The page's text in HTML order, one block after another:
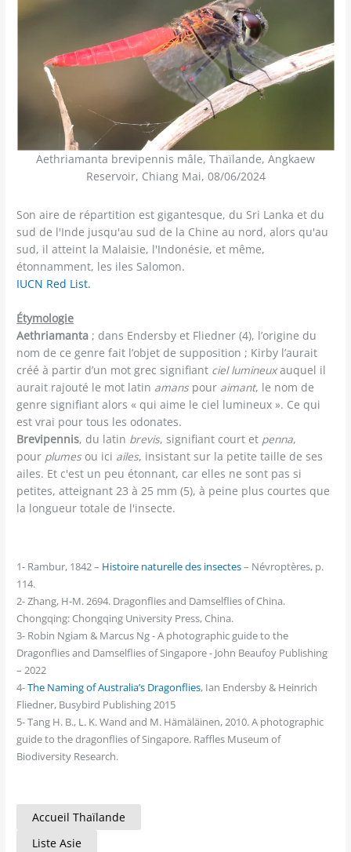
Aethriamanta brevipennis mâle, Thaïlande, Angkaew
Reservoir, Chiang Mai, 08/06/2024
Son aire de répartition est gigantesque, du Sri Lanka et du
sud de l'Inde jusqu'au sud de la Chine au nord, alors qu'au
sud, il atteint la Malaisie, l'Indonésie, et même,
étonnamment, les iles Salomon.
IUCN Red List.
Étymologie
Aethriamanta ; dans Endersby et Fliedner (4), l’origine du
nom de ce genre fait l’objet de supposition ; Kirby l’aurait
créé à partir d’un mot grec signifiant ciel lumineuxauquel il
aurait rajouté le mot latin amanspour aimant, le nom de
genre signifiant alors « qui aime le ciel lumineux ». Ce qui
est vrai pour tous les odonates.
Brevipennis, du latin brevis, signifiant court et penna,
pour plumesou ici ailes, insistant sur la petite taille de ses
ailes. Et c'est un peu étonnant, car elles ne sont pas si
petites, atteignant 23 à 25 mm (5), à peine plus courtes que
la longueur totale de l'insecte.
1- Rambur, 1842 – Histoire naturelle des insectes– Névroptères, p.
114.
2- Zhang, H-M. 2694. Dragonflies and Damselflies of China.
Chongqing: Chongqing University Press, China.
3- Robin Ngiam & Marcus Ng - A photographic guide to the
Dragonflies and Damselflies of Singapore - John Beaufoy Publishing
– 2022
4-The Naming of Australia’s Dragonflies, Ian Endersby & Heinrich
Fliedner, Busybird Publishing 2015
5- Tang H. B., L. K. Wand and M. Hämäläinen, 2010. A photographic
guide to the dragonflies of Singapore. Raffles Museum of
Biodiversity Research.
Accueil Thaïlande
Liste Asie